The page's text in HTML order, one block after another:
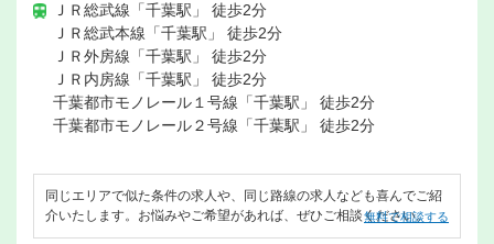
ＪＲ総武線「千葉駅」 徒歩2分
ＪＲ総武本線「千葉駅」 徒歩2分
ＪＲ外房線「千葉駅」 徒歩2分
ＪＲ内房線「千葉駅」 徒歩2分
千葉都市モノレール１号線「千葉駅」 徒歩2分
千葉都市モノレール２号線「千葉駅」 徒歩2分
同じエリアで似た条件の求人や、同じ路線の求人なども喜んでご紹
介いたします。お悩みやご希望があれば、ぜひご相談ください。
無料で相談する